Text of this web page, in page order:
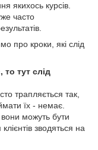
якихось курсів.
часто
про кроки, які слід
то тут слід
трапляється так,
їх - немає.
можуть бути
зводяться на